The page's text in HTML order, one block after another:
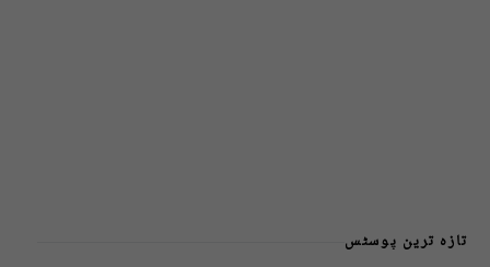
تازہ ترین پوسٹس